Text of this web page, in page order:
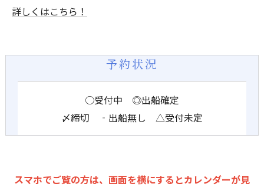
詳しくはこちら！
予約状況
○受付中 ◎出船確定
〆締切 ‐出船無し △受付未定
スマホでご覧の方は、画面を横にするとカレンダーが見